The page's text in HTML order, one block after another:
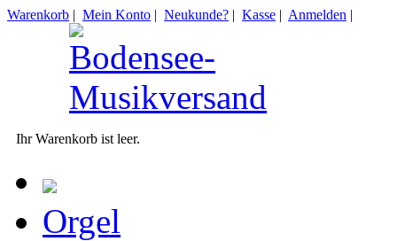
Warenkorb | Mein Konto | Neukunde? | Kasse | Anmelden |
Ihr Warenkorb ist leer.
Orgel